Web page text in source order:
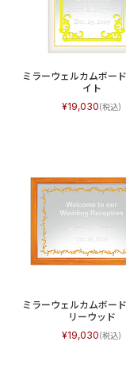
ミラーウェルカムボー
イト
19,030
ミラーウェルカムボー
リーウッド
19,030